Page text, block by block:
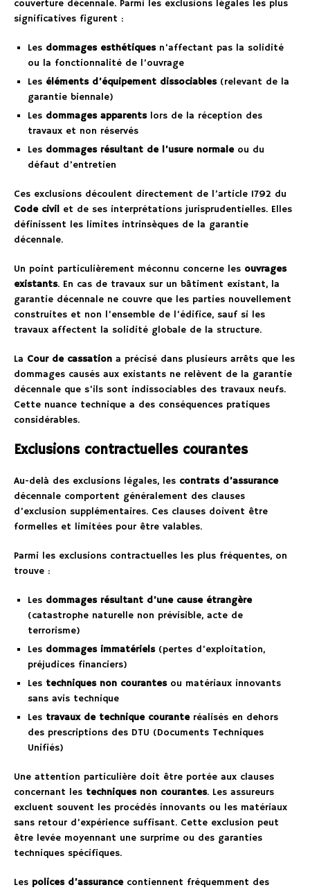
couverture décennale. Parmi les exclusions légales les plus
significatives figurent :
Les dommages esthétiquesn’affectant pas la solidité
ou la fonctionnalité de l’ouvrage
Les éléments d’équipement dissociables(relevant de la
garantie biennale)
Les dommages apparentslors de la réception des
travaux et non réservés
Les dommages résultant de l’usure normaleou du
défaut d’entretien
Ces exclusions découlent directement de l’article 1792 du
Code civil et de ses interprétations jurisprudentielles. Elles
définissent les limites intrinsèques de la garantie
décennale.
Un point particulièrement méconnu concerne les ouvrages
existants. En cas de travaux sur un bâtiment existant, la
garantie décennale ne couvre que les parties nouvellement
construites et non l’ensemble de l’édifice, sauf si les
travaux affectent la solidité globale de la structure.
La Cour de cassation a précisé dans plusieurs arrêts que les
dommages causés aux existants ne relèvent de la garantie
décennale que s’ils sont indissociables des travaux neufs.
Cette nuance technique a des conséquences pratiques
considérables.
Exclusions contractuelles courantes
Au-delà des exclusions légales, les contrats d’assurance
décennale comportent généralement des clauses
d’exclusion supplémentaires. Ces clauses doivent être
formelles et limitées pour être valables.
Parmi les exclusions contractuelles les plus fréquentes, on
trouve :
Les dommages résultant d’une cause étrangère
(catastrophe naturelle non prévisible, acte de
terrorisme)
Les dommages immatériels(pertes d’exploitation,
préjudices financiers)
Les techniques non courantesou matériaux innovants
sans avis technique
Les travaux de technique couranteréalisés en dehors
des prescriptions des DTU (Documents Techniques
Unifiés)
Une attention particulière doit être portée aux clauses
concernant les techniques non courantes. Les assureurs
excluent souvent les procédés innovants ou les matériaux
sans retour d’expérience suffisant. Cette exclusion peut
être levée moyennant une surprime ou des garanties
techniques spécifiques.
Les polices d’assurancecontiennent fréquemment des